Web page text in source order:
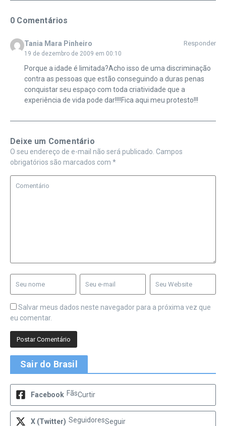
0 Comentários
Tania Mara Pinheiro
19 de dezembro de 2009 em 00:10
Responder
Porque a idade é limitada?Acho isso de uma discriminação
contra as pessoas que estão conseguindo a duras penas
conquistar seu espaço com toda criatividade que a
experiência de vida pode dar!!!!Fica aqui meu protesto!!!
Deixe um Comentário
O seu endereço de e-mail não será publicado. Campos
obrigatórios são marcados com *
Salvar meus dados neste navegador para a próxima vez que
eu comentar.
Sair do Brasil
Facebook FãsCurtir
X (Twitter) SeguidoresSeguir